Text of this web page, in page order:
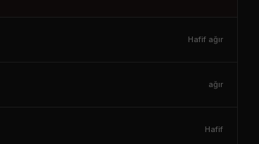
Hafif ağır
ağır
Hafif